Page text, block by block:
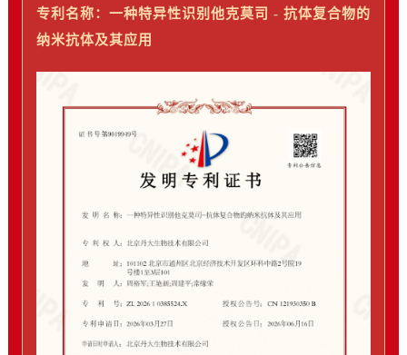
专利名称：一种特异性识别他克莫司 - 抗体复合物的
纳米抗体及其应用